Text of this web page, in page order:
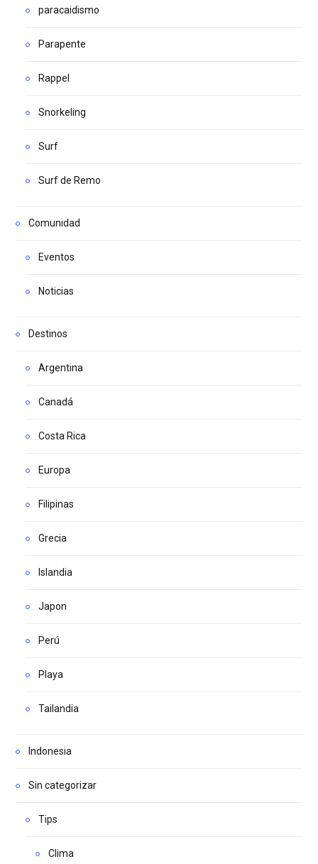
paracaidismo
Parapente
Rappel
Snorkeling
Surf
Surf de Remo
Comunidad
Eventos
Noticias
Destinos
Argentina
Canadá
Costa Rica
Europa
Filipinas
Grecia
Islandia
Japon
Perú
Playa
Tailandia
Indonesia
Sin categorizar
Tips
Clima